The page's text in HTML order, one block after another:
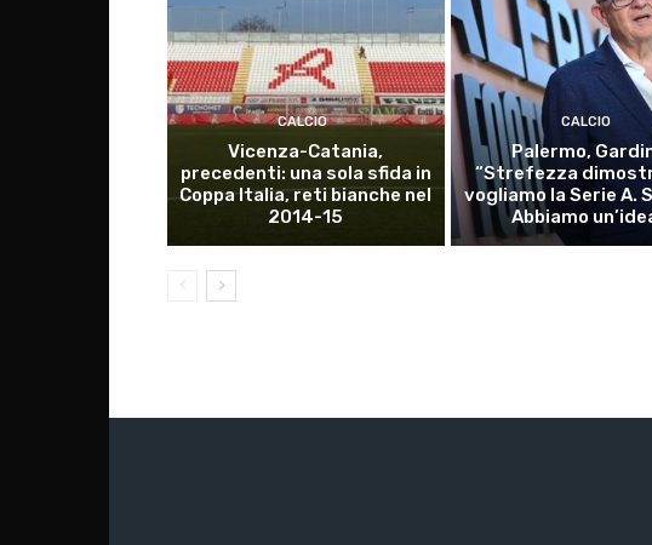
CALCIO
Vicenza-Catania,
precedenti: una sola sfida in
Coppa Italia, reti bianche nel
2014-15
CALCIO
Palermo,
“Strefezza
vogliamo la Serie A.
Abbiamo